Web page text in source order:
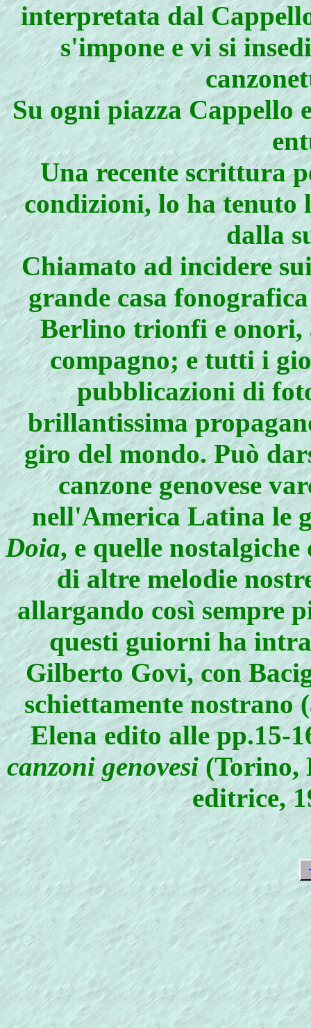
interpretata dal
s'impone e vi si
Su ogni piazza Cappello
Una recente scrittura
condizioni, lo ha tenuto
dalla
Chiamato ad incidere
grande casa
Berlino trionfi e onori,
compagno; e tutti i
pubblicazioni di
brillantissima
giro del mondo. Può
canzone genovese
nell'America Latina le
Doia, e quelle
di altre melodie
allargando così sempre
questi guiorni ha
Gilberto Govi, con
schiettamente
Elena edito alle pp.15-
canzoni genovesi(Torino,
editrice,